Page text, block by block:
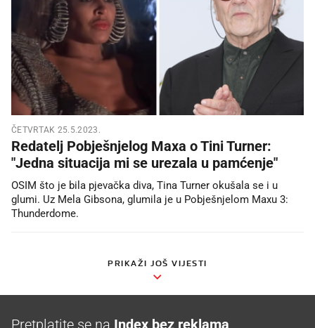
ČETVRTAK 25.5.2023.
Redatelj Pobješnjelog Maxa o Tini Turner:
"Jedna situacija mi se urezala u pamćenje"
OSIM što je bila pjevačka diva, Tina Turner okušala se i u
glumi. Uz Mela Gibsona, glumila je u Pobješnjelom Maxu 3:
Thunderdome.
PRIKAŽI JOŠ VIJESTI
Pretplatite se na Index bez reklama